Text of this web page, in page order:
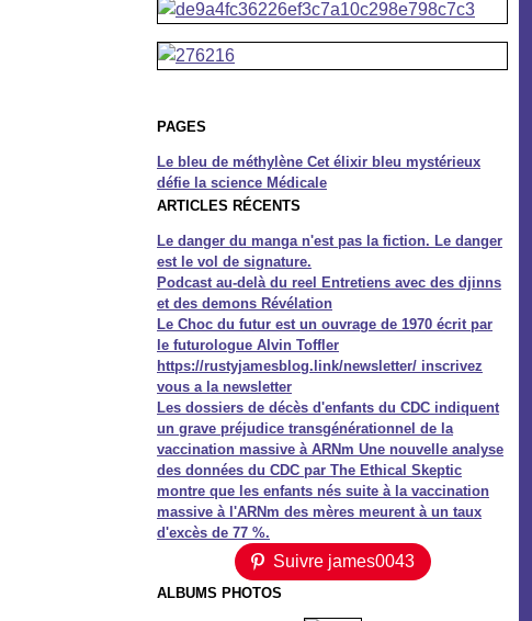
PAGES
Le bleu de méthylène Cet élixir bleu mystérieux
défie la science Médicale
ARTICLES RÉCENTS
Le danger du manga n'est pas la fiction. Le danger
est le vol de signature.
Podcast au-delà du reel Entretiens avec des djinns
et des demons Révélation
Le Choc du futur est un ouvrage de 1970 écrit par
le futurologue Alvin Toffler
https://rustyjamesblog.link/newsletter/ inscrivez
vous a la newsletter
Les dossiers de décès d'enfants du CDC indiquent
un grave préjudice transgénérationnel de la
vaccination massive à ARNm Une nouvelle analyse
des données du CDC par The Ethical Skeptic
montre que les enfants nés suite à la vaccination
massive à l'ARNm des mères meurent à un taux
d'excès de 77 %.
Suivre james0043
ALBUMS PHOTOS